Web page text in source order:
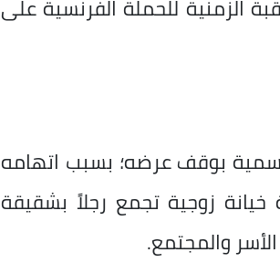
الزمنية للحملة الفرنسية على
رسمية بوقف عرضه؛ بسبب اتهامه
خيانة زوجية تجمع رجلاً بشقيقة
والمجتمع.